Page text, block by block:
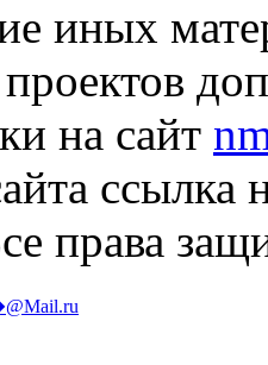
иных
на сайт
ссылка
права